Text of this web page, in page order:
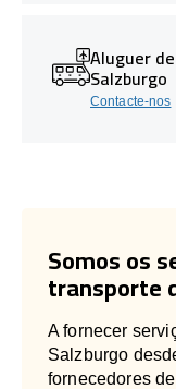
Aluguer
Salzburgo
Contacte-nos
Somos os
transporte
A fornecer
Salzburgo
fornecedores